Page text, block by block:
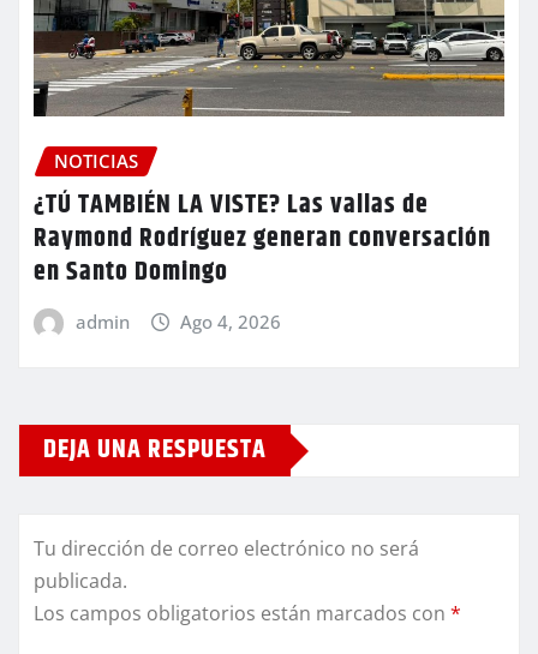
NOTICIAS
¿TÚ TAMBIÉN LA VISTE? Las vallas de
Raymond Rodríguez generan conversación
en Santo Domingo
admin Ago 4, 2026
DEJA UNA RESPUESTA
Tu dirección de correo electrónico no será
publicada.
Los campos obligatorios están marcados con *